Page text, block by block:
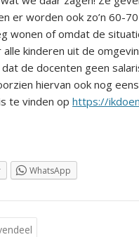
er worden ook zo’n 60-
wonen of omdat de
kinderen uit de
de docenten geen
hiervan ook nog
te vinden op https://
WhatsApp